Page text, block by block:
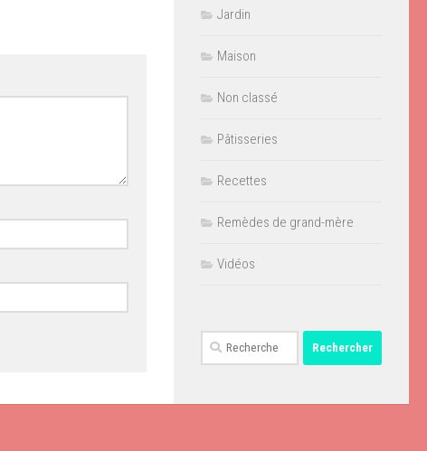
Jardin
Maison
Non classé
Pâtisseries
Recettes
Remèdes de grand-mère
Vidéos
Rechercher :